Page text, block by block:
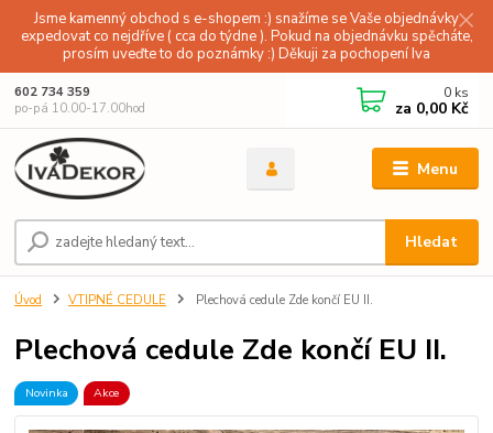
Jsme kamenný obchod s e-shopem :) snažíme se Vaše objednávky
expedovat co nejdříve ( cca do týdne ). Pokud na objednávku spěcháte,
prosím uveďte to do poznámky :) Děkuji za pochopení Iva
Menu
Hledat
602 734 359
po-pá 10.00-17.00hod
0 ks
za 0,00 Kč
Úvod VTIPNÉ CEDULE Plechová cedule Zde končí EU II.
Plechová cedule Zde končí EU II.
Novinka Akce